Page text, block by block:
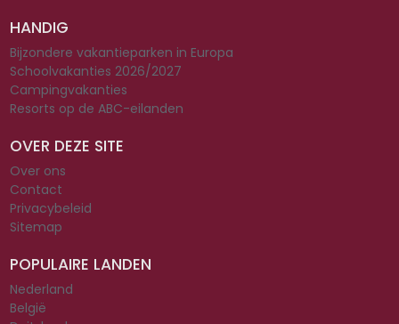
HANDIG
Bijzondere vakantieparken in Europa
Schoolvakanties 2026/2027
Campingvakanties
Resorts op de ABC-eilanden
OVER DEZE SITE
Over ons
Contact
Privacybeleid
Sitemap
POPULAIRE LANDEN
Nederland
België